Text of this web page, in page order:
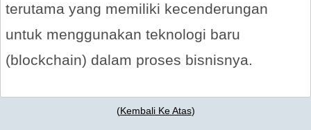
terutama yang memiliki kecenderungan
untuk menggunakan teknologi baru
(blockchain) dalam proses bisnisnya.
(Kembali Ke Atas)